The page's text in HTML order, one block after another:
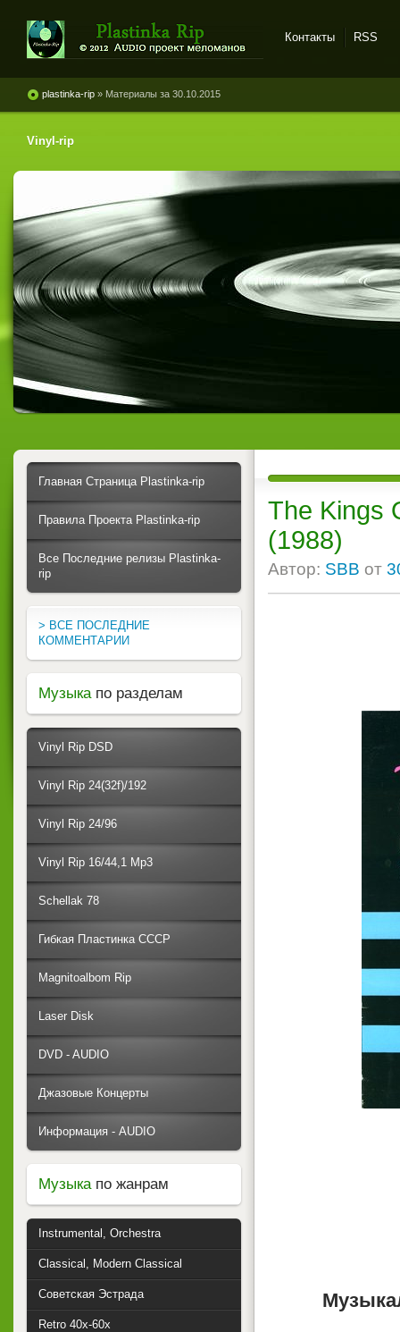
винила и магнитоальбомов
Контакты RSS
plastinka-rip » Материалы за 30.10.2015
Vinyl-rip
The Kings
(1988)
Автор: SBB от
Главная Страница Plastinka-rip
Правила Проекта Plastinka-rip
Все Последние релизы Plastinka-
rip
> ВСЕ ПОСЛЕДНИЕ
КОММЕНТАРИИ
Музыка по разделам
Vinyl Rip DSD
Vinyl Rip 24(32f)/192
Vinyl Rip 24/96
Vinyl Rip 16/44,1 Mp3
Schellak 78
Гибкая Пластинка СССР
Magnitoalbom Rip
Laser Disk
DVD - AUDIO
Джазовые Концерты
Информация - AUDIO
Музыкапо жанрам
Instrumental, Orchestra
Classical, Modern Classical
Советская Эстрада
Retro 40x-60x